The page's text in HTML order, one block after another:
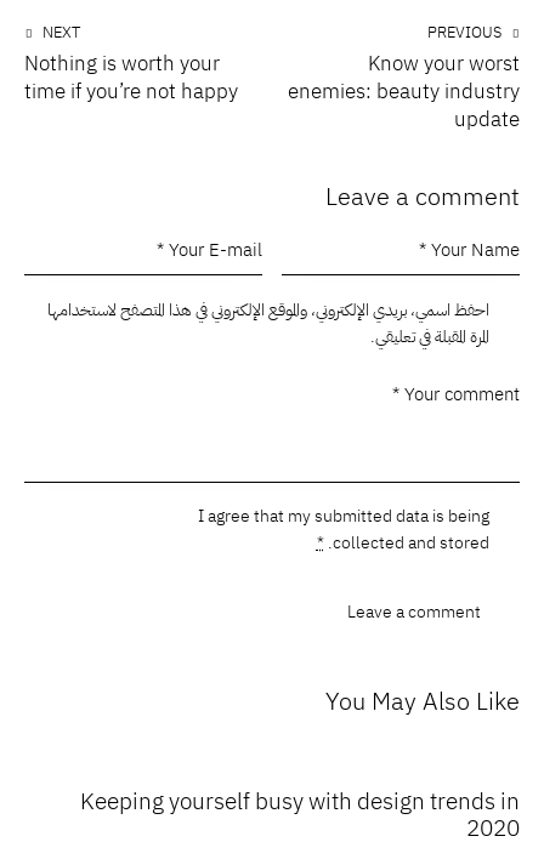
PREVIOUS
Know your worst
enemies: beauty industry
update
NEXT
Nothing is worth your
time if you’re not happy
Leave a comment
احفظ اسمي، بريدي الإلكتروني، والموقع الإلكتروني في هذا المتصفح لاستخدامها
المرة المقبلة في تعليقي.
I agree that my submitted data is being
collected and stored
.
*
You May Also Like
Keeping yourself busy with design trends in
2020